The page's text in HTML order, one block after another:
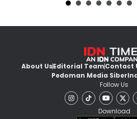
About UsEditorial TeamContact
Pedoman Media Siber
Follow Us
Download